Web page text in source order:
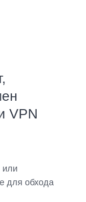
VPN
или
для обхода